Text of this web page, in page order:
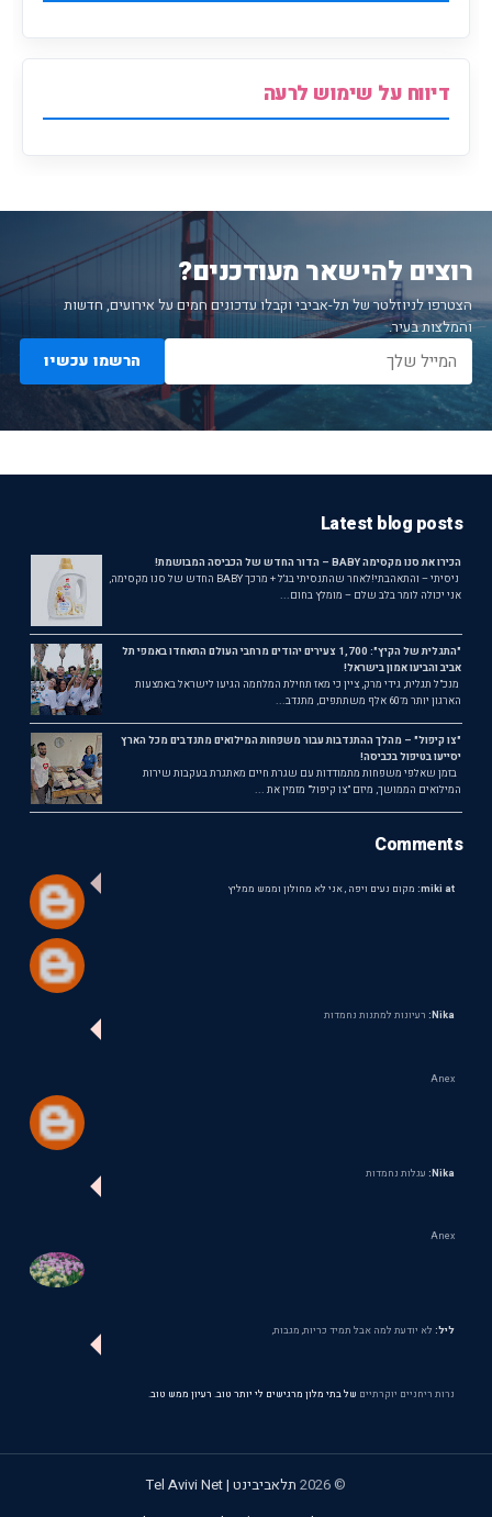
דיווח על שימוש לרעה
רוצים להישאר מעודכנים?
הצטרפו לניוזלטר של תל-אביבי וקבלו עדכונים חמים על אירועים, חדשות
והמלצות בעיר.
הרשמו עכשיו
Latest blog posts
הכירו את סנו מקסימה BABY – הדור החדש של הכביסה המבושמת!
ניסיתי – והתאהבתי!לאחר שהתנסיתי בג'ל + מרכך BABY החדש של סנו מקסימה,
אני יכולה לומר בלב שלם – מומלץ בחום...
"התגלית של הקיץ": 1,700 צעירים יהודים מרחבי העולם התאחדו באמפי תל
אביב והביעו אמון בישראל!
מנכ"ל תגלית, גידי מרק, ציין כי מאז תחילת המלחמה הגיעו לישראל באמצעות
הארגון יותר מ־60 אלף משתתפים, מתנדב...
"צו קיפול" – מהלך ההתנדבות עבור משפחות המילואים מתנדבים מכל הארץ
יסייעו בטיפול בכביסה!
בזמן שאלפי משפחות מתמודדות עם שגרת חיים מאתגרת בעקבות שירות
המילואים הממושך, מיזם "צו קיפול" מזמין את ...
Comments
miki at: מקום נעים ויפה , אני לא מחולון וממש ממליץ
Nika: רעיונות למתנות נחמדות
Anex
Nika: עגלות נחמדות
Anex
ליל: לא יודעת למה אבל תמיד כריות, מגבות,
נרות ריחניים יוקרתיים של בתי מלון מרגישים לי יותר טוב. רעיון ממש טוב.
©
2026 תלאביבינט | Tel Avivi Net